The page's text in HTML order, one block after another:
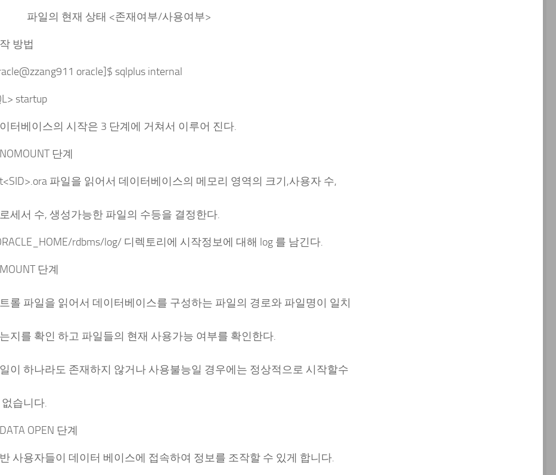
일의 현재 상태 <존재여부/사용여부>
방법
oracle]$ sqlplus internal
startup
터베이스의 시작은 3 단계에 거쳐서 이루어 진다.
단계
파일을 읽어서 데이터베이스의 메모리 영역의 크기,사용자 수,
세서 수, 생성가능한 파일의 수등을 결정한다.
rdbms/log/ 디렉토리에 시작정보에 대해 log 를 남긴다.
단계
롤 파일을 읽어서 데이터베이스를 구성하는 파일의 경로와 파일명이 일치
지를 확인 하고 파일들의 현재 사용가능 여부를 확인한다.
이 하나라도 존재하지 않거나 사용불능일 경우에는 정상적으로 시작할수
없습니다.
OPEN 단계
사용자들이 데이터 베이스에 접속하여 정보를 조작할 수 있게 합니다.